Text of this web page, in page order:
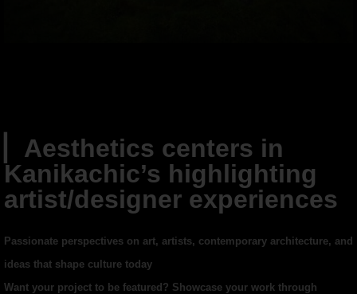
▏Aesthetics centers in
Kanikachic’s highlighting
artist/designer experiences
Passionate perspectives on art, artists, contemporary architecture, and
ideas that shape culture today
Want your project to be featured? Showcase your work through